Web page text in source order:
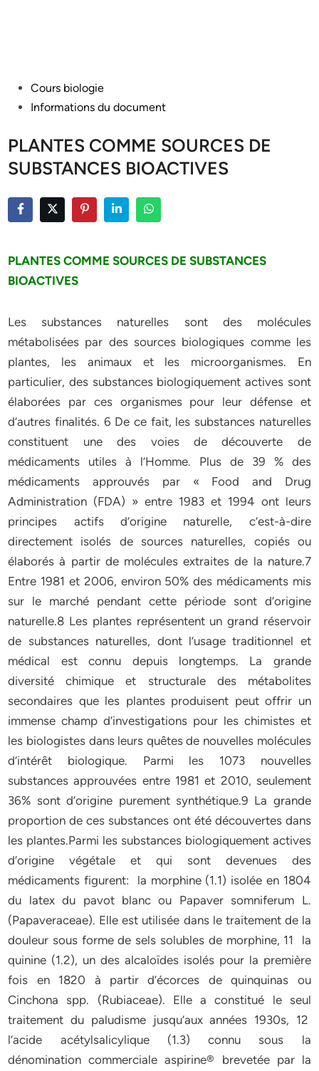
PostedCours biologie
Informations du document
PLANTES COMME SOURCES DE
SUBSTANCES BIOACTIVES
PLANTES COMME SOURCES DE SUBSTANCES
BIOACTIVES
Les substances naturelles sont des molécules
métabolisées par des sources biologiques comme les
plantes, les animaux et les microorganismes. En
particulier, des substances biologiquement actives sont
élaborées par ces organismes pour leur défense et
d’autres finalités. 6 De ce fait, les substances naturelles
constituent une des voies de découverte de
médicaments utiles à l’Homme. Plus de 39 % des
médicaments approuvés par « Food and Drug
Administration (FDA) » entre 1983 et 1994 ont leurs
principes actifs d’origine naturelle, c’est-à-dire
directement isolés de sources naturelles, copiés ou
élaborés à partir de molécules extraites de la nature.7
Entre 1981 et 2006, environ 50% des médicaments mis
sur le marché pendant cette période sont d’origine
naturelle.8 Les plantes représentent un grand réservoir
de substances naturelles, dont l’usage traditionnel et
médical est connu depuis longtemps. La grande
diversité chimique et structurale des métabolites
secondaires que les plantes produisent peut offrir un
immense champ d’investigations pour les chimistes et
les biologistes dans leurs quêtes de nouvelles molécules
d’intérêt biologique. Parmi les 1073 nouvelles
substances approuvées entre 1981 et 2010, seulement
36% sont d’origine purement synthétique.9 La grande
proportion de ces substances ont été découvertes dans
les plantes.Parmi les substances biologiquement actives
d’origine végétale et qui sont devenues des
médicaments figurent: la morphine (1.1) isolée en 1804
du latex du pavot blanc ou Papaver somniferum L.
(Papaveraceae). Elle est utilisée dans le traitement de la
douleur sous forme de sels solubles de morphine, 11 la
quinine (1.2), un des alcaloïdes isolés pour la première
fois en 1820 à partir d’écorces de quinquinas ou
Cinchona spp. (Rubiaceae). Elle a constitué le seul
traitement du paludisme jusqu’aux années 1930s, 12
l’acide acétylsalicylique (1.3) connu sous la
dénomination commerciale aspirine® brevetée par la